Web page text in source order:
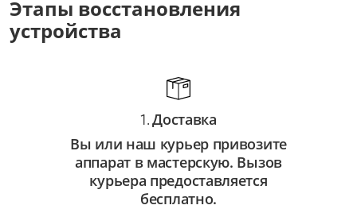
от 3 500 ₽
Восстановление системы
Этапы восстановления
устройства
1.Доставка
Вы или наш курьер привозите
аппарат в мастерскую. Вызов
курьера предоставляется
бесплатно.